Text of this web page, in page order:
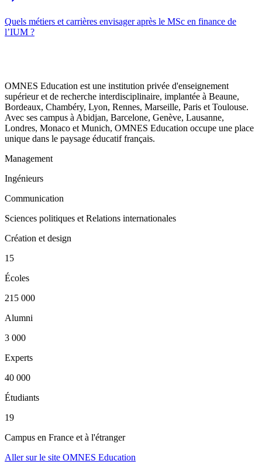
Quels métiers et carrières envisager après le MSc en finance de
l’IUM ?
OMNES Education est une institution privée d'enseignement
supérieur et de recherche interdisciplinaire, implantée à Beaune,
Bordeaux, Chambéry, Lyon, Rennes, Marseille, Paris et Toulouse.
Avec ses campus à Abidjan, Barcelone, Genève, Lausanne,
Londres, Monaco et Munich, OMNES Education occupe une place
unique dans le paysage éducatif français.
Management
Ingénieurs
Communication
Sciences politiques et Relations internationales
Création et design
15
Écoles
215 000
Alumni
3 000
Experts
40 000
Étudiants
19
Campus en France et à l'étranger
Aller sur le site OMNES Education